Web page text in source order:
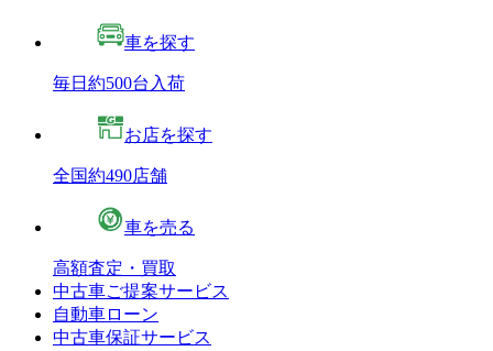
車を探す
毎日約500台入荷
お店を探す
全国約490店舗
車を売る
高額査定・買取
中古車ご提案サービス
自動車ローン
中古車保証サービス